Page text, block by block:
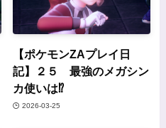
【ポケモンZAプレイ日
記】２５ 最強のメガシン
カ使いは⁉
2026-03-25